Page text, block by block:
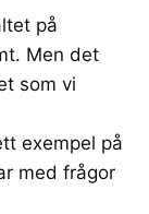
på
Men det
som vi
exempel på
med frågor